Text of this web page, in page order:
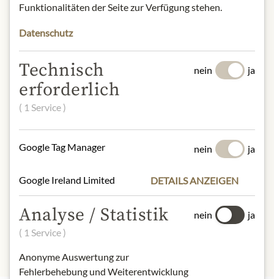
belebend aber gut integriert, dabei ist
animierend und wird meist jung
getrunken.
Herkunft: Wachau, Österreich
Rebsorte: Grüner Veltliner
Alkoholgehalt: 12,5% vol.
Kontakt: Weingut Pichler-Krutzler/
* Wir bitten um Verständnis, dass das
Produktdesign von der Abbildung
abweichen kann.
Funktionalitäten der Seite zur Verfügung stehen.
Datenschutz
Technisch
erforderlich
( 1 Service )
nein ja
Google Tag Manager nein ja
Google Ireland Limited DETAILS ANZEIGEN
Analyse / Statistik
( 1 Service )
Anonyme Auswertung zur
Fehlerbehebung und Weiterentwicklung
nein ja